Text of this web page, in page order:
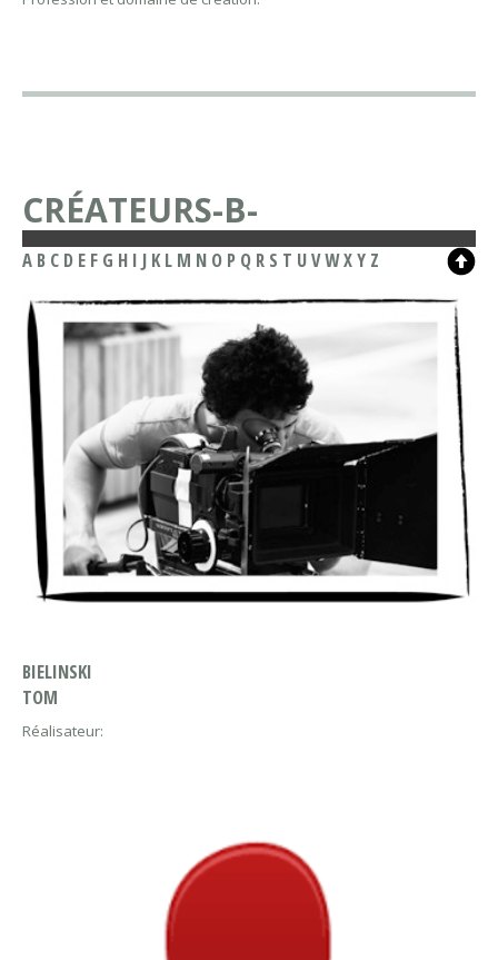
CRÉATEURS-B-
A B C D E F G H I J KL M N O P Q R S T UVWXY Z
BIELINSKI
TOM
Réalisateur: